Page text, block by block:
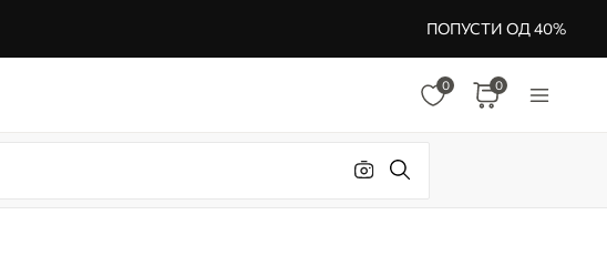
ПОПУСТИ ОД 40%
0 0